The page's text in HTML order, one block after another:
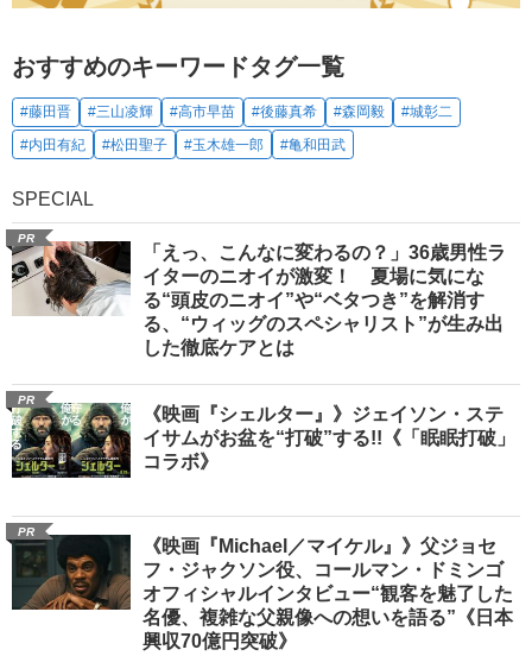
おすすめのキーワードタグ一覧
#藤田晋 #三山凌輝 #高市早苗 #後藤真希 #森岡毅
#城彰二
#内田有紀
#松田聖子 #玉木雄一郎 #亀和田武
SPECIAL
PR
「えっ、こんなに変わるの？」36歳男性ラ
イターのニオイが激変！ 夏場に気にな
る“頭皮のニオイ”や“ベタつき”を解消す
る、“ウィッグのスペシャリスト”が生み出
した徹底ケアとは
PR
《映画『シェルター』》ジェイソン・ステ
イサムがお盆を“打破”する!!《「眠眠打破」
コラボ》
PR
《映画『Michael／マイケル』》父ジョセ
フ・ジャクソン役、コールマン・ドミンゴ
オフィシャルインタビュー“観客を魅了した
名優、複雑な父親像への想いを語る”《日本
興収70億円突破》